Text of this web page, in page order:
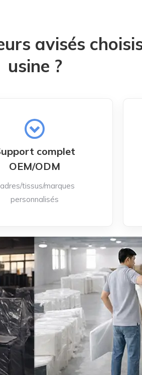
avisés
usine ?
complet
OEM/ODM
tissus/marques
personnalisés